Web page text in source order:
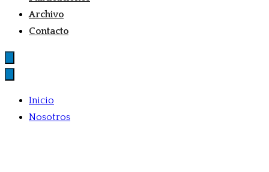
Archivo
Contacto
Inicio
Nosotros